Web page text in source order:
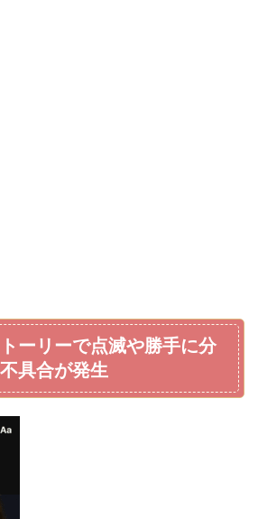
ーリーで点滅や勝手に分
具合が発生